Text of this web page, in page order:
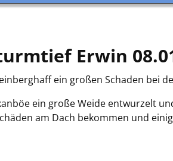
Erwin
ein großen Schaden bei
ein große Weide entwurzelt
am Dach bekommen und